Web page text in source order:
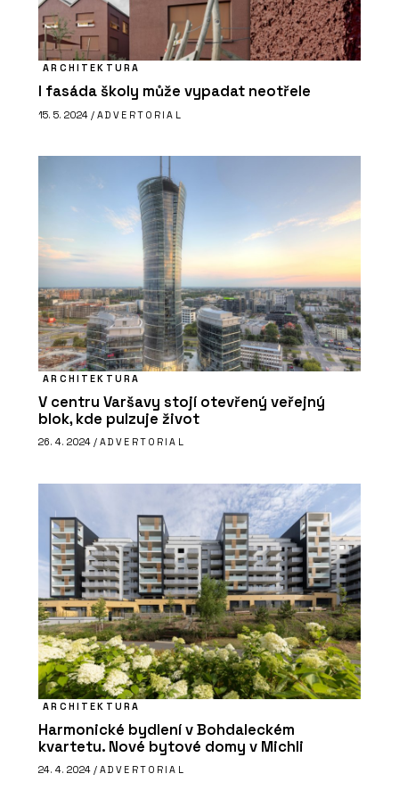
ARCHITEKTURA
I fasáda školy může vypadat neotřele
15. 5. 2024 / ADVERTORIAL
ARCHITEKTURA
V centru Varšavy stojí otevřený veřejný
blok, kde pulzuje život
26. 4. 2024 / ADVERTORIAL
ARCHITEKTURA
Harmonické bydlení v Bohdaleckém
kvartetu. Nové bytové domy v Michli
24. 4. 2024 / ADVERTORIAL